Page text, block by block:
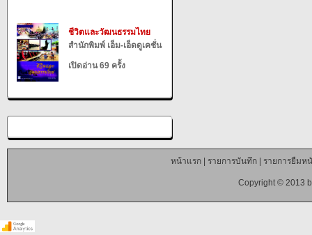
ชีวิตและวัฒนธรรมไทย
สำนักพิมพ์ เอ็ม-เอ็ดดูเคชั่น
เปิดอ่าน 69 ครั้ง
หน้าแรก| รายการบันทึก| รายการยืมห
Copyright © 2013